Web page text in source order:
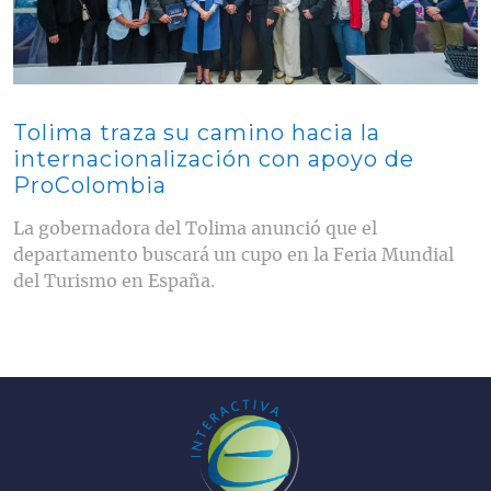
Tolima traza su camino hacia la
internacionalización con apoyo de
ProColombia
La gobernadora del Tolima anunció que el
departamento buscará un cupo en la Feria Mundial
del Turismo en España.